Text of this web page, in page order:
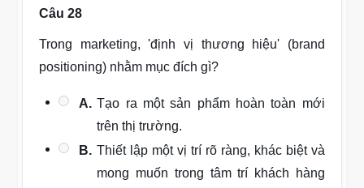
Câu 28
Trong marketing, 'định vị thương hiệu' (brand
positioning) nhằm mục đích gì?
A. Tạo ra một sản phẩm hoàn toàn mới
trên thị trường.
B. Thiết lập một vị trí rõ ràng, khác biệt và
mong muốn trong tâm trí khách hàng